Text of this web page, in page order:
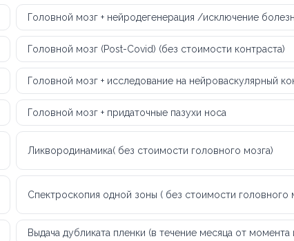
Головной мозг + нейродегенерация /исключение
Головной мозг (Post-Covid) (без стоимости контраста)
Головной мозг + исследование на нейроваскулярный
Головной мозг + придаточные пазухи носа
Ликвородинамика( без стоимости головного мозга)
Спектроскопия одной зоны ( без стоимости головного
Выдача дубликата пленки (в течение месяца от момента